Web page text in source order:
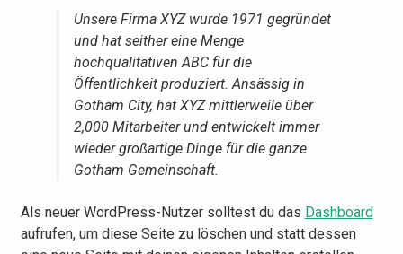
Unsere Firma XYZ wurde 1971 gegründet
und hat seither eine Menge
hochqualitativen ABC für die
Öffentlichkeit produziert. Ansässig in
Gotham City, hat XYZ mittlerweile über
2,000 Mitarbeiter und entwickelt immer
wieder großartige Dinge für die ganze
Gotham Gemeinschaft.
Als neuer WordPress-Nutzer solltest du das Dashboard
aufrufen, um diese Seite zu löschen und statt dessen